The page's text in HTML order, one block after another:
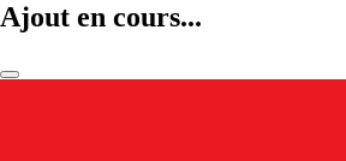
Ajout en cours...